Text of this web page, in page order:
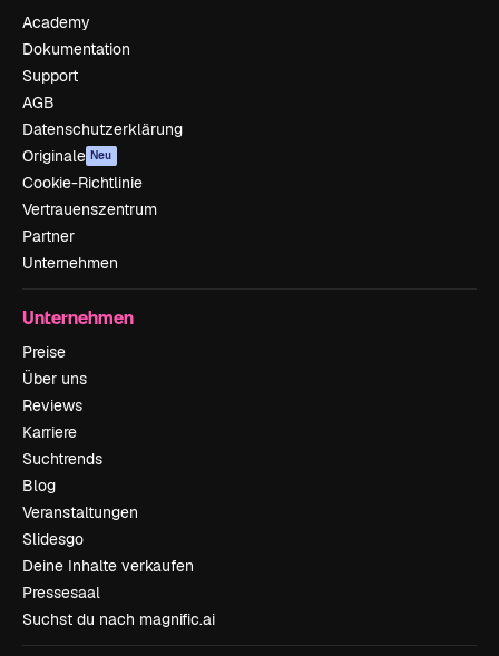
Academy
Dokumentation
Support
AGB
Datenschutzerklärung
Originale Neu
Cookie-Richtlinie
Vertrauenszentrum
Partner
Unternehmen
Unternehmen
Preise
Über uns
Reviews
Karriere
Suchtrends
Blog
Veranstaltungen
Slidesgo
Deine Inhalte verkaufen
Pressesaal
Suchst du nach magnific.ai